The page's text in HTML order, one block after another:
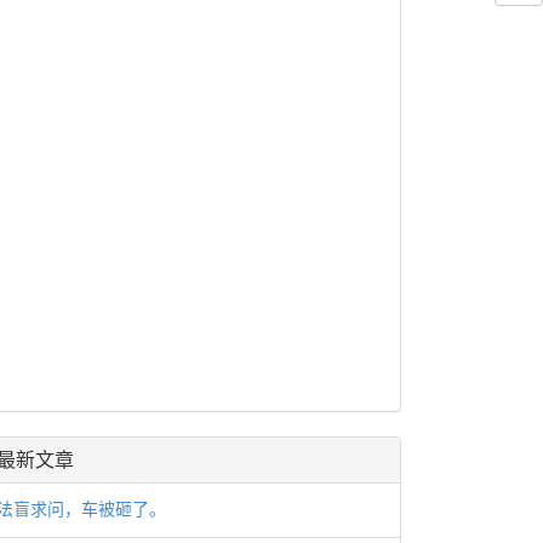
新文章
盲求问，车被砸了。